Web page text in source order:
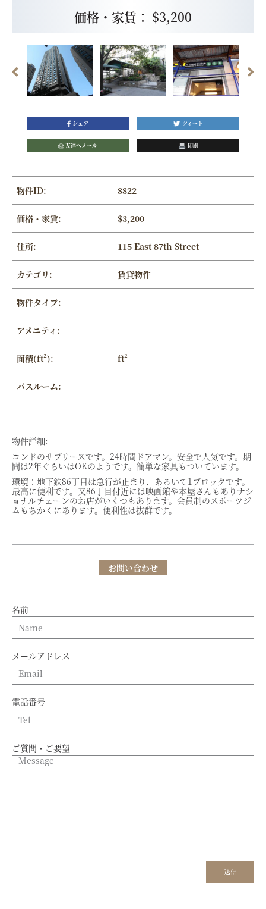
価格・家賃： $3,200
シェア ツィート
友達へメール 印刷
物件ID: 8822
価格・家賃: $3,200
住所: 115 East 87th Street
カテゴリ: 賃貸物件
物件タイプ:
アメニティ:
面積(ft²): ft²
バスルーム:
物件詳細:
コンドのサブリースです。24時間ドアマン。安全で人気です。期
間は2年ぐらいはOKのようです。簡単な家具もついています。
環境：地下鉄86丁目は急行が止まり、あるいて1ブロックです。
最高に便利です。又86丁目付近には映画館や本屋さんもありナシ
ョナルチェーンのお店がいくつもあります。会員制のスポーツジ
ムもちかくにあります。便利性は抜群です。
お問い合わせ
名前
メールアドレス
電話番号
ご質問・ご要望